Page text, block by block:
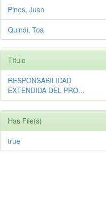
Pinos, Juan
Quindi, Toa
Título
RESPONSABILIDAD
EXTENDIDA DEL PRO...
Has File(s)
true